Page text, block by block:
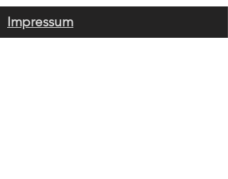
Impressum